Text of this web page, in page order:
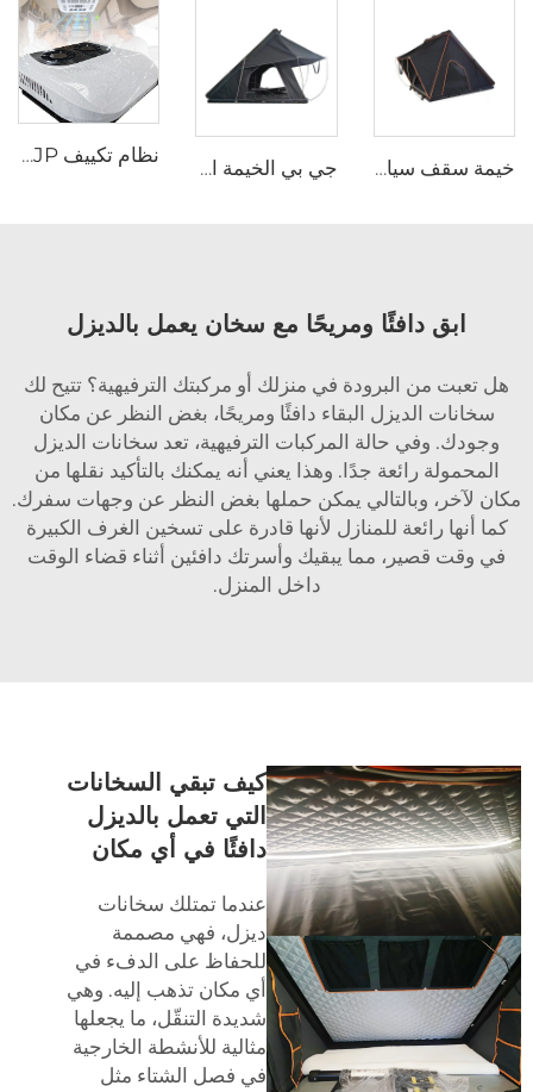
خيمة سقف سيارة مثلث للخييمات جي بي (JP) خيمة سقف سيارة شكل صلب (Clamshell) أسود رمادى (Black Gray) ألومنيوم 4 أشخاص خيمة سقف صلبة (Hard Shell) جي بي الخيمة الجديدة في الهواء الطلق سهلة التثبيت الألومنيوم كلامشيل سيارات الأجرة 3 شخص خيمة سطحية أستراليا خيمة سطحية صلبة
نظام تكييف JP بجهد 24 فولت تيار متردد على سطح الشاحنات، مكيف هواء كهربائي 12 فولت للشاحنات
ابق دافئًا ومريحًا مع سخان يعمل بالديزل
هل تعبت من البرودة في منزلك أو مركبتك الترفيهية؟ تتيح لك
سخانات الديزل البقاء دافئًا ومريحًا، بغض النظر عن مكان
وجودك. وفي حالة المركبات الترفيهية، تعد سخانات الديزل
المحمولة رائعة جدًا. وهذا يعني أنه يمكنك بالتأكيد نقلها من
مكان لآخر، وبالتالي يمكن حملها بغض النظر عن وجهات سفرك.
كما أنها رائعة للمنازل لأنها قادرة على تسخين الغرف الكبيرة
في وقت قصير، مما يبقيك وأسرتك دافئين أثناء قضاء الوقت
داخل المنزل.
كيف تبقي السخانات
التي تعمل بالديزل
دافئًا في أي مكان
عندما تمتلك سخانات
ديزل، فهي مصممة
للحفاظ على الدفء في
أي مكان تذهب إليه. وهي
شديدة التنقّل، ما يجعلها
مثالية للأنشطة الخارجية
في فصل الشتاء مثل